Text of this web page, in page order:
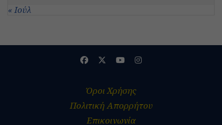
« Ιούλ
Όροι Χρήσης
Πολιτική Απορρήτου
Επικοινωνία